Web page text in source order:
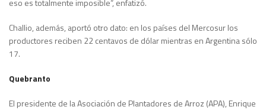
eso es totalmente imposible”, enfatizó.
Challio, además, aportó otro dato: en los países del Mercosur los
productores reciben 22 centavos de dólar mientras en Argentina sólo
17.
Quebranto
El presidente de la Asociación de Plantadores de Arroz (APA), Enrique